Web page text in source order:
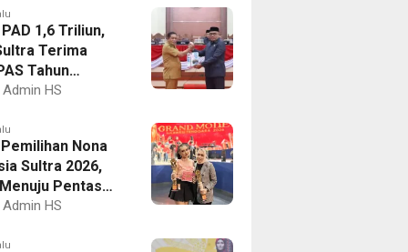
1,6 Triliun,
Terima
Tahun
2027
Admin HS
Nona
Sultra 2026,
Pentas
Admin HS